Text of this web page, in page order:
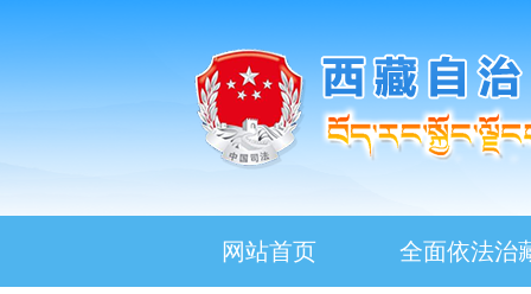
网站首页 全面依法治